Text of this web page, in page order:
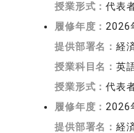
授業形式：代表
履修年度： 2026
提供部署名：経
授業科目名：英
授業形式：代表
履修年度： 2026
提供部署名：経